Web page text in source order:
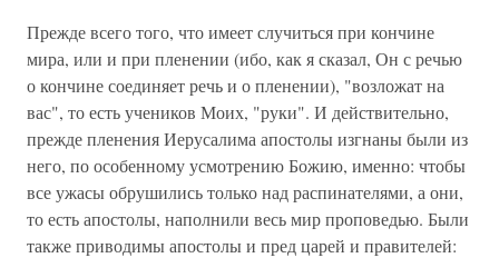
Прежде всего того, что имеет случиться при кончине
мира, или и при пленении (ибо, как я сказал, Он с речью
о кончине соединяет речь и о пленении), "возложат на
вас", то есть учеников Моих, "руки". И действительно,
прежде пленения Иерусалима апостолы изгнаны были из
него, по особенному усмотрению Божию, именно: чтобы
все ужасы обрушились только над распинателями, а они,
то есть апостолы, наполнили весь мир проповедью. Были
также приводимы апостолы и пред царей и правителей: